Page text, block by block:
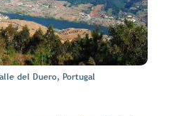
del Duero, Portugal